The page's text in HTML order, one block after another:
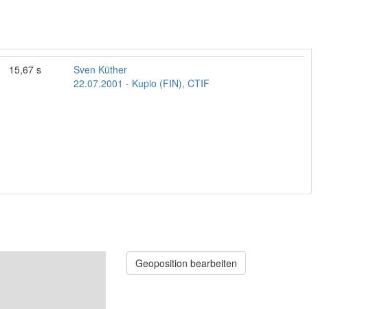
15,67 s
Sven Küther
22.07.2001 - Kupio (FIN), CTIF
Geoposition bearbeiten